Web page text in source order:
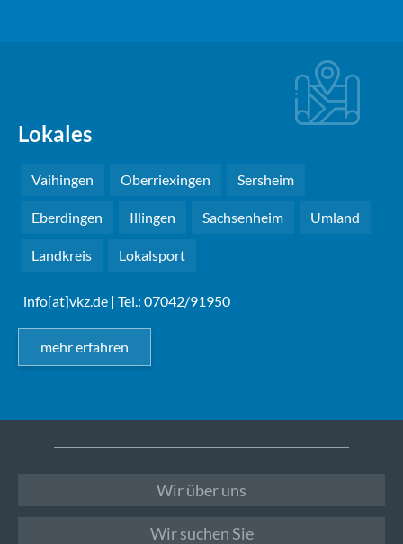
Lokales
Vaihingen Oberriexingen Sersheim
Eberdingen Illingen Sachsenheim Umland
Landkreis Lokalsport
info[at]vkz.de | Tel.: 07042/91950
mehr erfahren
Wir über uns
Wir suchen Sie